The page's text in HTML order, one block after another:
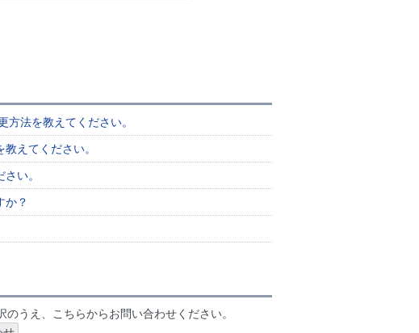
方法を教えてください。
えてください。
い。
か？
うえ、こちらからお問い合わせください。